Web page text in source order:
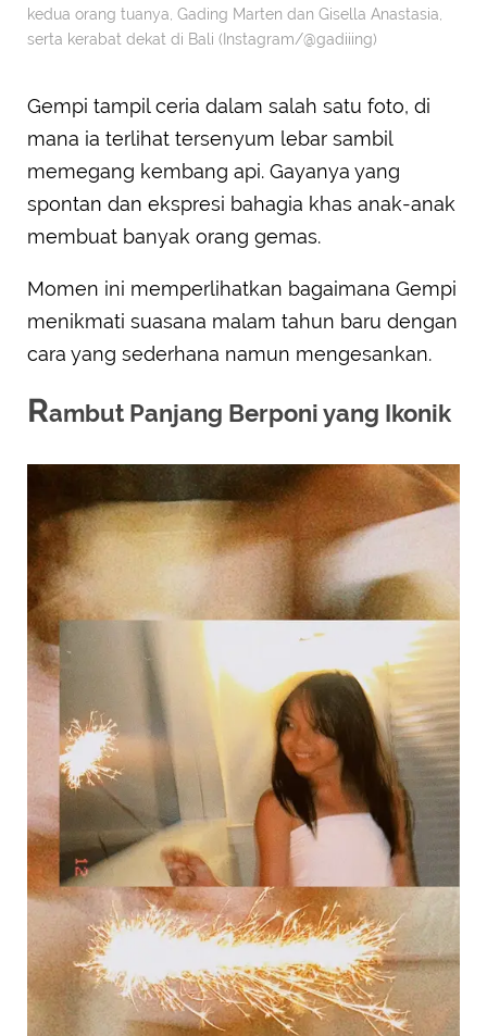
kedua orang tuanya, Gading Marten dan Gisella Anastasia,
serta kerabat dekat di Bali (Instagram/@gadiiing)
Gempi tampil ceria dalam salah satu foto, di
mana ia terlihat tersenyum lebar sambil
memegang kembang api. Gayanya yang
spontan dan ekspresi bahagia khas anak-anak
membuat banyak orang gemas.
Momen ini memperlihatkan bagaimana Gempi
menikmati suasana malam tahun baru dengan
cara yang sederhana namun mengesankan.
Rambut Panjang Berponi yang Ikonik